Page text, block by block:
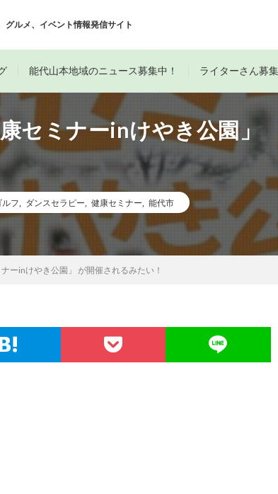
グルメ、イベント情報発信サイト
能代山本地域のニュース募集中！ ライターさん募
セミナーinけやき公園」
ルフ ダンスセラピー 健康セミナー 能代市
ーinけやき公園」 が開催されるみたい！